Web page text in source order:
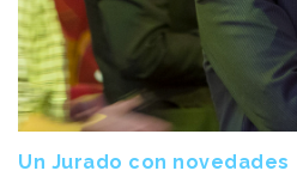
Un Jurado con novedades